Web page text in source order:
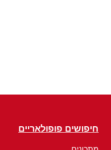
חיפושים פופולאריים